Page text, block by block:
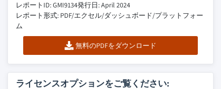
レポートID: GMI9134発行日: April 2024
レポート形式: PDF/エクセル/ダッシュボード/プラットフォー
ム
無料のPDFをダウンロード
ライセンスオプションをご覧ください: